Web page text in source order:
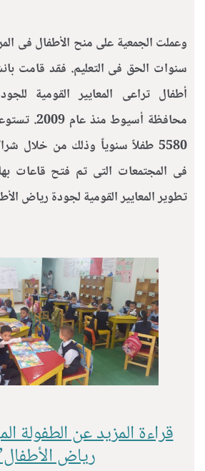
أطفال تراعى المعايير القومية
محافظة
5580 طفلاً سنوياً وذلك من خلال
فى المجتمعات التى تم فتح قاعات
تطوير المعايير القومية لجودة رياض
قراءة المزيد عن الطفولة
رياض